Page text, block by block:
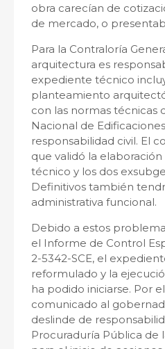
obra carecían de
de mercado, o
Para la Contraloría
arquitectura es
expediente técnico
planteamiento
con las normas técnicas
Nacional de
responsabilidad civil. El
que validó la
técnico y los dos
Definitivos también
administrativa funcional.
Debido a estos
el Informe de Control
2-5342-SCE, el
reformulado y la
ha podido iniciarse. Por
comunicado al
deslinde de
Procuraduría Pública de